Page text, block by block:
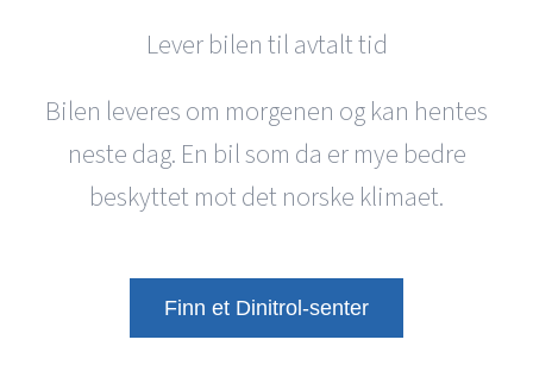
Lever bilen til avtalt tid
Bilen leveres om morgenen og kan hentes
neste dag. En bil som da er mye bedre
beskyttet mot det norske klimaet.
Finn et Dinitrol-senter